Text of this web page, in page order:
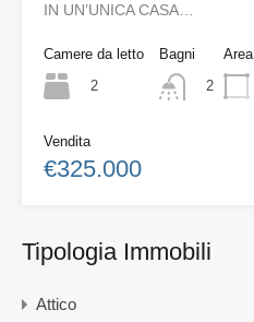
IN UN’UNICA CASA…
Camere da letto
2
Bagni
2
Area
Vendita
€325.000
Tipologia Immobili
Attico